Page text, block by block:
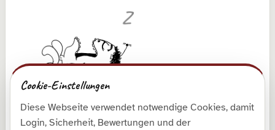
Z
Entdecken
Cookie-Einstellungen
Diese Webseite verwendet notwendige Cookies, damit
Login, Sicherheit, Bewertungen und der